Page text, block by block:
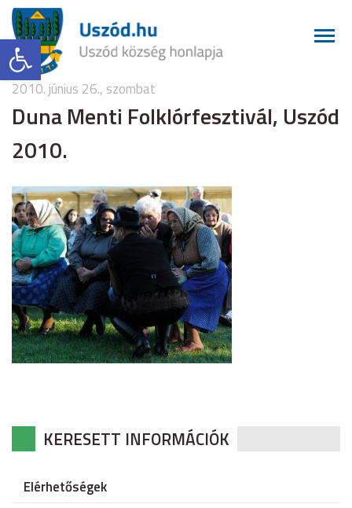
Eszköztár megnyitása
2010. június 26., szombat
Duna Menti Folklórfesztivál, Uszód
2010.
KERESETT INFORMÁCIÓK
Elérhetőségek